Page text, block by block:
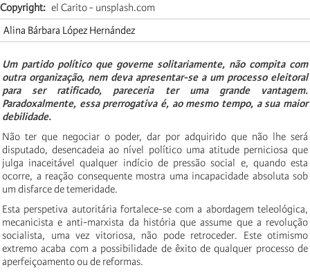
Copyright
el Carito - unsplash.com
Alina Bárbara López Hernández
Um partido político que governe solitariamente, não compita com
outra organização, nem deva apresentar-se a um processo eleitoral
para ser ratificado, pareceria ter uma grande vantagem.
Paradoxalmente, essa prerrogativa é, ao mesmo tempo, a sua maior
debilidade.
Não ter que negociar o poder, dar por adquirido que não lhe será
disputado, desencadeia ao nível político uma atitude perniciosa que
julga inaceitável qualquer indício de pressão social e, quando esta
ocorre, a reação consequente mostra uma incapacidade absoluta sob
um disfarce de temeridade.
Esta perspetiva autoritária fortalece-se com a abordagem teleológica,
mecanicista e anti-marxista da história que assume que a revolução
socialista, uma vez vitoriosa, não pode retroceder. Este otimismo
extremo acaba com a possibilidade de êxito de qualquer processo de
aperfeiçoamento ou de reformas.